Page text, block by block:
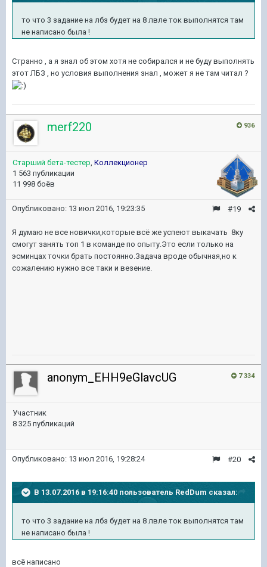
то что 3 задание на лбз будет на 8 лвле ток выполнятся там
не написано была !
Странно , а я знал об этом хотя не собирался и не буду выполнять
этот ЛБЗ , но условия выполнения знал , может я не там читал ?
936
merf220
Старший бета-тестер, Коллекционер
1 563 публикации
11 998 боёв
#19
Опубликовано: 13 июл 2016, 19:23:35
Я думаю не все новички,которые всё же успеют выкачать 8ку
смогут занять топ 1 в команде по опыту.Это если только на
эсминцах точки брать постоянно.Задача вроде обычная,но к
сожалению нужно все таки и везение.
7 334
anonym_EHH9eGlavcUG
Участник
8 325 публикаций
#20
Опубликовано: 13 июл 2016, 19:28:24
В 13.07.2016 в 19:16:40 пользователь RedDum сказал:
то что 3 задание на лбз будет на 8 лвле ток выполнятся там
не написано была !
всё написано